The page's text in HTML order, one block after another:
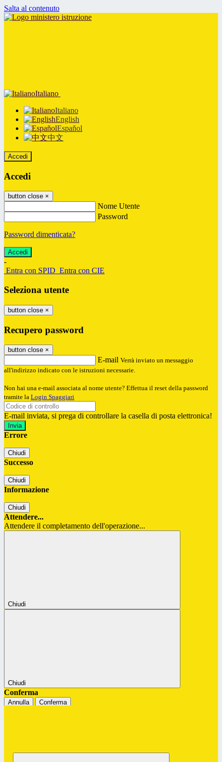
Salta al contenuto
Italiano
Italiano
English
Español
中文
Accedi
Accedi
button close ×
Nome Utente
Password
Password dimenticata?
-
Entra con SPID Entra con CIE
Seleziona utente
button close ×
Recupero password
button close ×
E-mail Verrà inviato un messaggio
all'indirizzo indicato con le istruzioni necessarie.
Non hai una e-mail associata al nome utente? Effettua il reset della password
tramite la Login Spaggiari
E-mail inviata, si prega di controllare la casella di posta elettronica!
Errore
Chiudi
Successo
Chiudi
Informazione
Chiudi
Attendere...
Attendere il completamento dell'operazione...
Chiudi
Chiudi
Conferma
Annulla Conferma